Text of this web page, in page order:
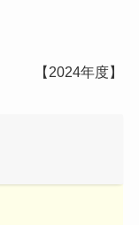
【2024年度】